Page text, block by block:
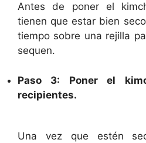
Antes de poner el
tienen que estar bien
tiempo sobre una rejilla
sequen.
Paso 3: Poner el
recipientes.
Una vez que estén